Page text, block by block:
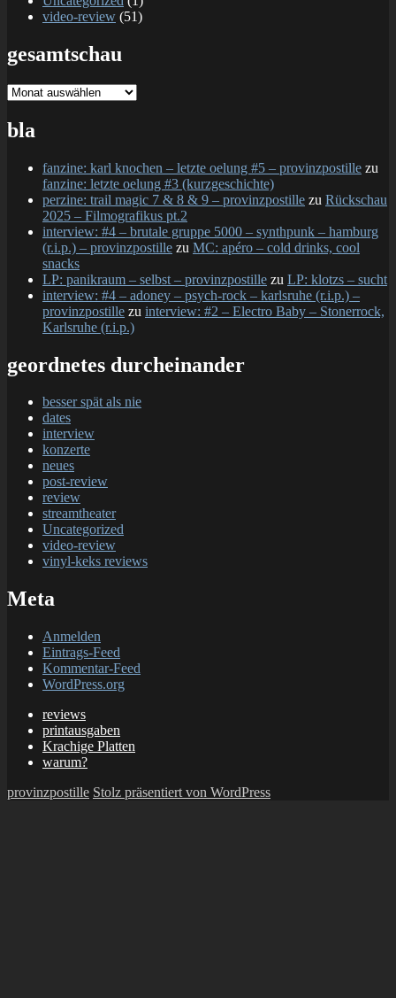
video-review (51)
gesamtschau
gesamtschau
bla
fanzine: karl knochen – letzte oelung #5 – provinzpostille zu
fanzine: letzte oelung #3 (kurzgeschichte)
perzine: trail magic 7 & 8 & 9 – provinzpostille zu Rückschau
2025 – Filmografikus pt.2
interview: #4 – brutale gruppe 5000 – synthpunk – hamburg
(r.i.p.) – provinzpostille zu MC: apéro – cold drinks, cool
snacks
LP: panikraum – selbst – provinzpostille zu LP: klotzs – sucht
interview: #4 – adoney – psych-rock – karlsruhe (r.i.p.) –
provinzpostille zu interview: #2 – Electro Baby – Stonerrock,
Karlsruhe (r.i.p.)
geordnetes durcheinander
besser spät als nie
dates
interview
konzerte
neues
post-review
review
streamtheater
Uncategorized
video-review
vinyl-keks reviews
Meta
Anmelden
Eintrags-Feed
Kommentar-Feed
WordPress.org
reviews
printausgaben
Krachige Platten
warum?
provinzpostille Stolz präsentiert von WordPress